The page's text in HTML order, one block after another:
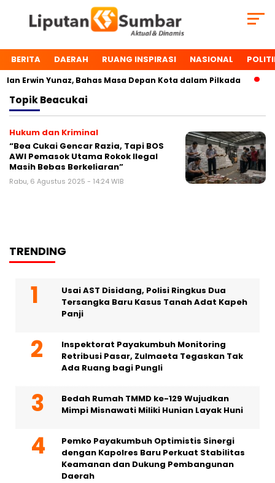
BERITA DAERAH RUANG INSPIRASI NASIONAL
Erwin Yunaz, Bahas Masa Depan Kota dalam Pilkada
TopikBeacukai
Hukum dan Kriminal
“Bea Cukai Gencar Razia, Tapi BOS
AWI Pemasok Utama Rokok Ilegal
Masih Bebas Berkeliaran”
Rabu, 6 Agustus 2025 - 14:24 WIB
TRENDING
Usai AST Disidang, Polisi Ringkus Dua
Tersangka Baru Kasus Tanah Adat Kapeh
Panji
Inspektorat Payakumbuh Monitoring
Retribusi Pasar, Zulmaeta Tegaskan Tak
Ada Ruang bagi Pungli
Bedah Rumah TMMD ke-129 Wujudkan
Mimpi Misnawati Miliki Hunian Layak Huni
Pemko Payakumbuh Optimistis Sinergi
dengan Kapolres Baru Perkuat Stabilitas
Keamanan dan Dukung Pembangunan
Daerah